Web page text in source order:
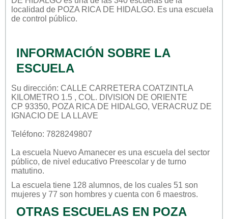
localidad de POZA RICA DE HIDALGO. Es una escuela
de control público.
INFORMACIÓN SOBRE LA
ESCUELA
Su dirección: CALLE CARRETERA COATZINTLA
KILOMETRO 1.5 , COL. DIVISION DE ORIENTE
CP 93350, POZA RICA DE HIDALGO, VERACRUZ DE
IGNACIO DE LA LLAVE
Teléfono: 7828249807
La escuela Nuevo Amanecer es una escuela del sector
público, de nivel educativo Preescolar y de turno
matutino.
La escuela tiene 128 alumnos, de los cuales 51 son
mujeres y 77 son hombres y cuenta con 6 maestros.
OTRAS ESCUELAS EN POZA